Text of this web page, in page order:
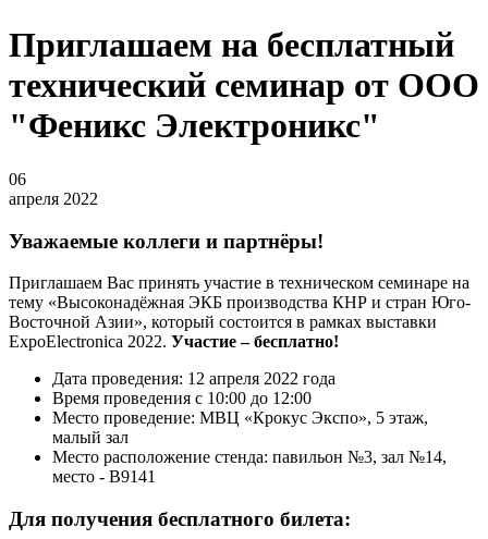
Приглашаем на бесплатный
технический семинар от ООО
"Феникс Электроникс"
06
апреля 2022
Уважаемые коллеги и партнёры!
Приглашаем Вас принять участие в техническом семинаре на
тему «Высоконадёжная ЭКБ производства КНР и стран Юго-
Восточной Азии», который состоится в рамках выставки
ExpoElectronica 2022. Участие – бесплатно!
Дата проведения: 12 апреля 2022 года
Время проведения с 10:00 до 12:00
Место проведение: МВЦ «Крокус Экспо», 5 этаж,
малый зал
Место расположение стенда: павильон №3, зал №14,
место - B9141
Для получения бесплатного билета: